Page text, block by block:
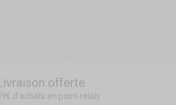
offerte
d’achats en point relais